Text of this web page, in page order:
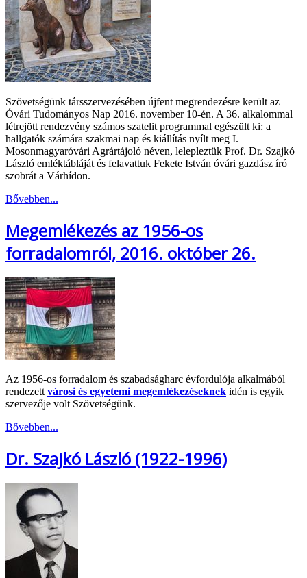
Szövetségünk társszervezésében újfent megrendezésre került az
Óvári Tudományos Nap 2016. november 10-én. A 36. alkalommal
létrejött rendezvény számos szatelit programmal egészült ki: a
hallgatók számára szakmai nap és kiállítás nyílt meg I.
Mosonmagyaróvári Agrártájoló néven, lelepleztük Prof. Dr. Szajkó
László emléktábláját és felavattuk Fekete István óvári gazdász író
szobrát a Várhídon.
Bővebben...
Megemlékezés az 1956-os
forradalomról, 2016. október 26.
Az 1956-os forradalom és szabadságharc évfordulója alkalmából
rendezettvárosi és egyetemi megemlékezéseknek idén is egyik
szervezője volt Szövetségünk.
Bővebben...
Dr. Szajkó László (1922-1996)